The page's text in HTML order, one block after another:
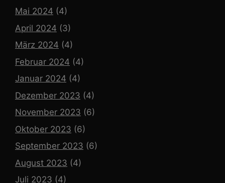
Mai 2024 (4)
April 2024 (3)
März 2024 (4)
Februar 2024 (4)
Januar 2024 (4)
Dezember 2023 (4)
November 2023 (6)
Oktober 2023 (6)
September 2023 (6)
August 2023 (4)
Juli 2023 (4)